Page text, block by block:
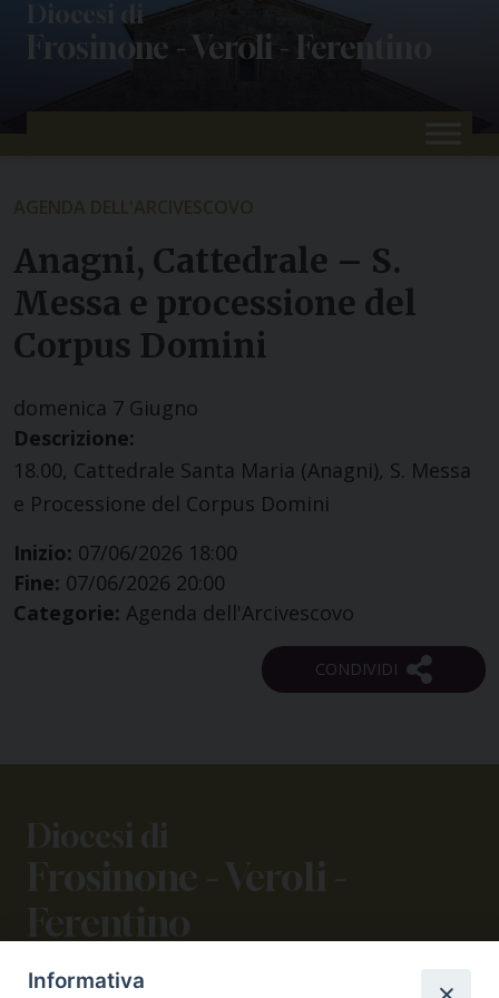
Diocesi di
Frosinone - Veroli - Ferentino
AGENDA DELL'ARCIVESCOVO
Anagni, Cattedrale – S.
Messa e processione del
Corpus Domini
domenica 7 Giugno
Descrizione:
18.00, Cattedrale Santa Maria (Anagni), S. Messa
e Processione del Corpus Domini
Inizio: 07/06/2026 18:00
Fine: 07/06/2026 20:00
Categorie: Agenda dell'Arcivescovo
Diocesi di
Frosinone - Veroli -
Ferentino
Informativa